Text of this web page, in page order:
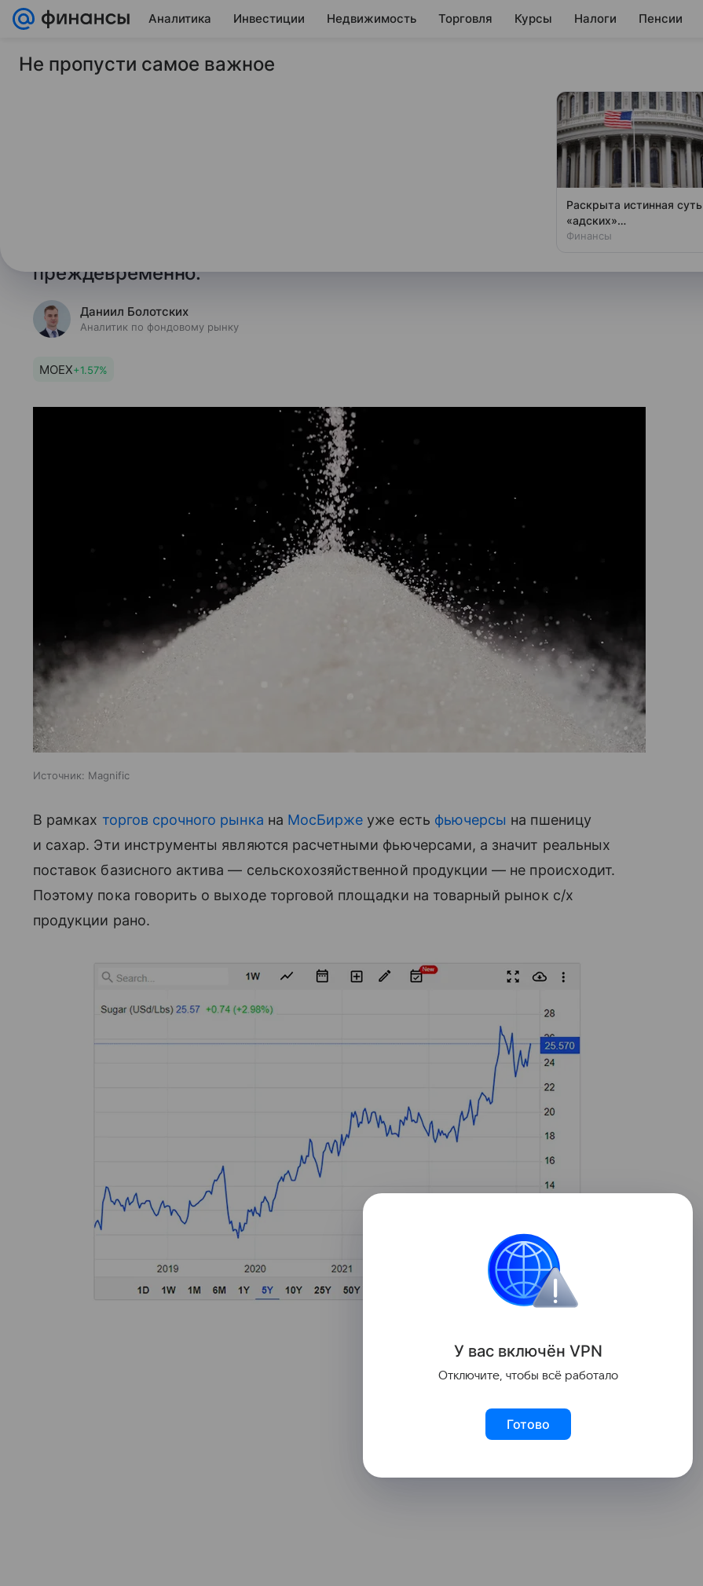
Аналитика Инвестиции Недвижимость Торговля Курсы Налоги Пенсии
29 августа 2023 Финансы Mail
В понедельник, 28 августа, «Московская Биржа» запустила
расчет ежедневного индекса сахара, однако говорить о выходе
площадки на товарный рынок сельскохозяйственной продукции
преждевременно.
Даниил Болотских
Аналитик по фондовому рынку
MOEX+1.57%
Источник: Magnific
В рамках торгов срочного рынка на МосБирже уже есть фьючерсы на пшеницу
и сахар. Эти инструменты являются расчетными фьючерсами, а значит реальных
поставок базисного актива — сельскохозяйственной продукции — не происходит.
Поэтому пока говорить о выходе торговой площадки на товарный рынок с/х
продукции рано.
Не пропусти самое важное
Раскрыта истинная суть
«адских»
антироссийских санкций
Финансы
У вас включён VPN
Отключите, чтобы всё работало
Готово